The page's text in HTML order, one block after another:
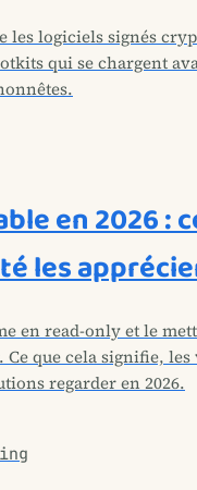
les logiciels signés
qui se chargent
en 2026 :
les
en read-only et le
que cela signifie,
regarder en 2026.